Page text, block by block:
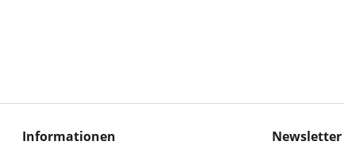
Informationen Newsletter